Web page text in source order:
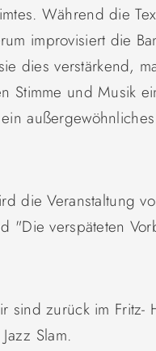
Während die
improvisiert die
dies verstärkend,
Stimme und Musik
die Veranstaltung
"Die verspäteten
sind zurück im Fritz-
Slam.